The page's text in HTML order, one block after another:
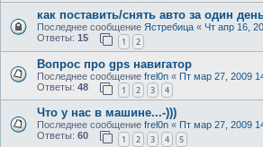
как поставить/снять авто за один
Последнее сообщение Ястребица « Чт апр 16,
Ответы: 15 1 2
Вопрос про gps навигатор
Последнее сообщение frel0n « Пт мар 27, 2009
Ответы: 48 1 2 3 4
Что у нас в машине...-)))
Последнее сообщение frel0n « Пт мар 27, 2009
Ответы: 60 1 2 3 4 5